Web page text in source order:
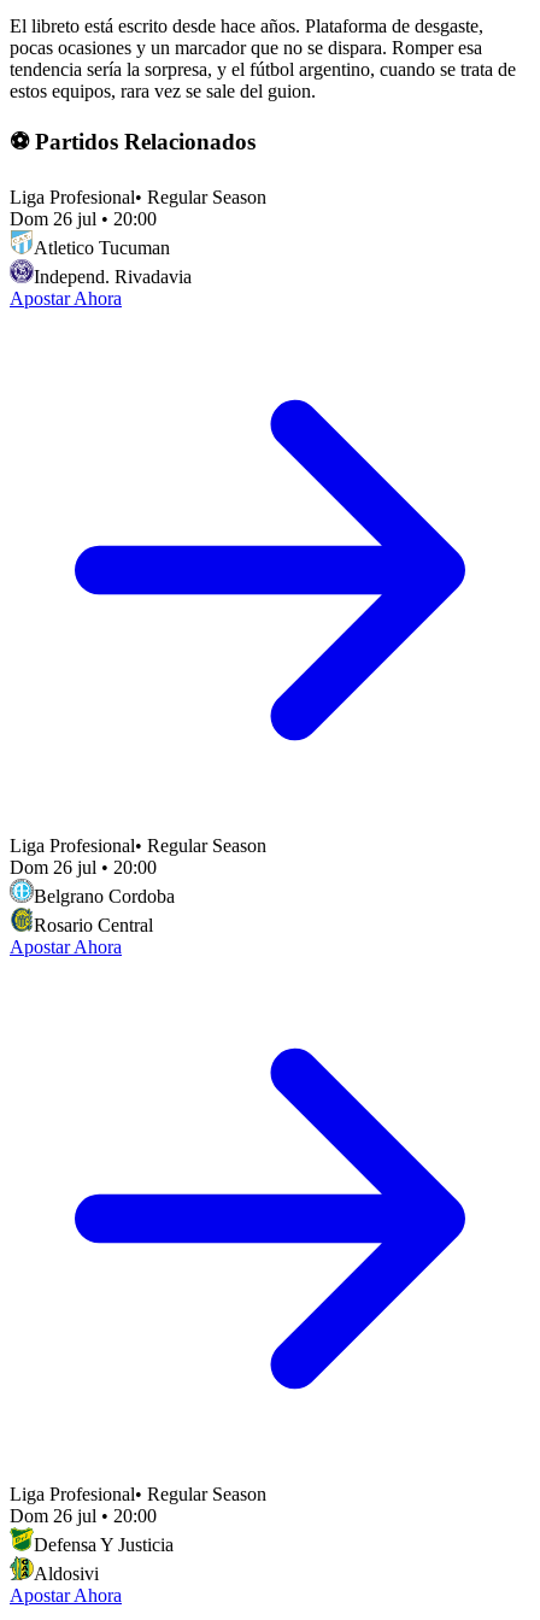
El libreto está escrito desde hace años. Plataforma de desgaste,
pocas ocasiones y un marcador que no se dispara. Romper esa
tendencia sería la sorpresa, y el fútbol argentino, cuando se trata de
estos equipos, rara vez se sale del guion.
⚽ Partidos Relacionados
Liga Profesional• Regular Season
Dom 26 jul • 20:00
Atletico Tucuman
Independ. Rivadavia
Apostar Ahora
Liga Profesional• Regular Season
Dom 26 jul • 20:00
Belgrano Cordoba
Rosario Central
Apostar Ahora
Liga Profesional• Regular Season
Dom 26 jul • 20:00
Defensa Y Justicia
Aldosivi
Apostar Ahora